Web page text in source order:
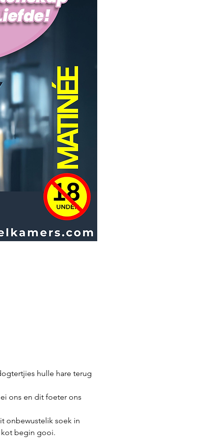
hulle hare terug
ons en dit foeter ons
onbewustelik soek in
kot begin gooi.